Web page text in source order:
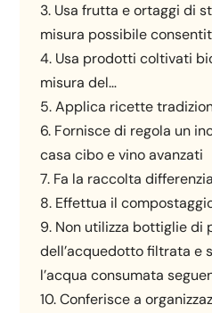
3. Usa frutta e ortaggi di
misura possibile
4. Usa prodotti coltivati
misura del…
5. Applica ricette
6. Fornisce di regola un
casa cibo e vino avanzati
7. Fa la raccolta
8. Effettua il
9. Non utilizza bottiglie di
dell’acquedotto filtrata e
l’acqua consumata
10. Conferisce a